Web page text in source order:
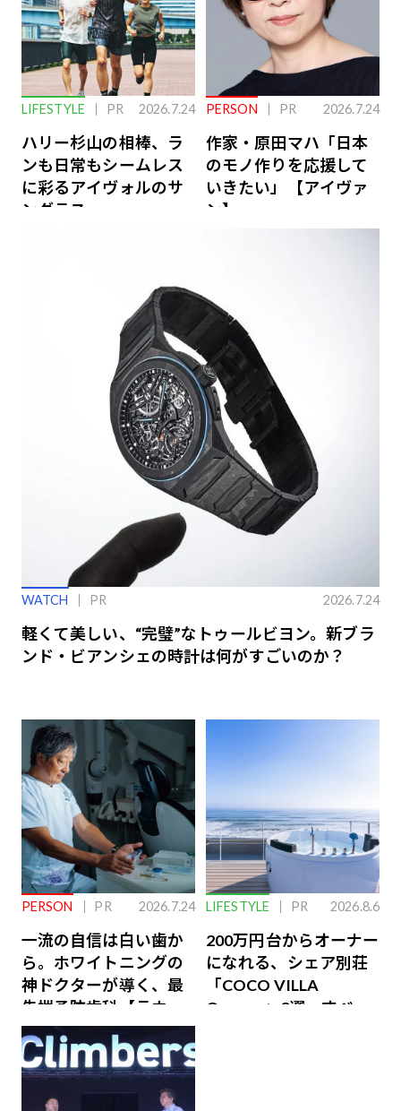
LIFESTYLE PR 2026.7.24
ハリー杉山の相棒、ラ
ンも日常もシームレス
に彩るアイヴォルのサ
ングラス
PERSON PR 2026.7.24
作家・原田マハ「日本
のモノ作りを応援して
いきたい」【アイヴァ
ン】
WATCH PR 2026.7.24
軽くて美しい、“完璧”なトゥールビヨン。新ブラ
ンド・ビアンシェの時計は何がすごいのか？
PERSON PR 2026.7.24
一流の自信は白い歯か
ら。ホワイトニングの
神ドクターが導く、最
先端予防歯科【ラウン
ジ会員特典あり】
LIFESTYLE PR 2026.8.6
200万円台からオーナー
になれる、シェア別荘
「COCO VILLA
Owners」3選。すべて